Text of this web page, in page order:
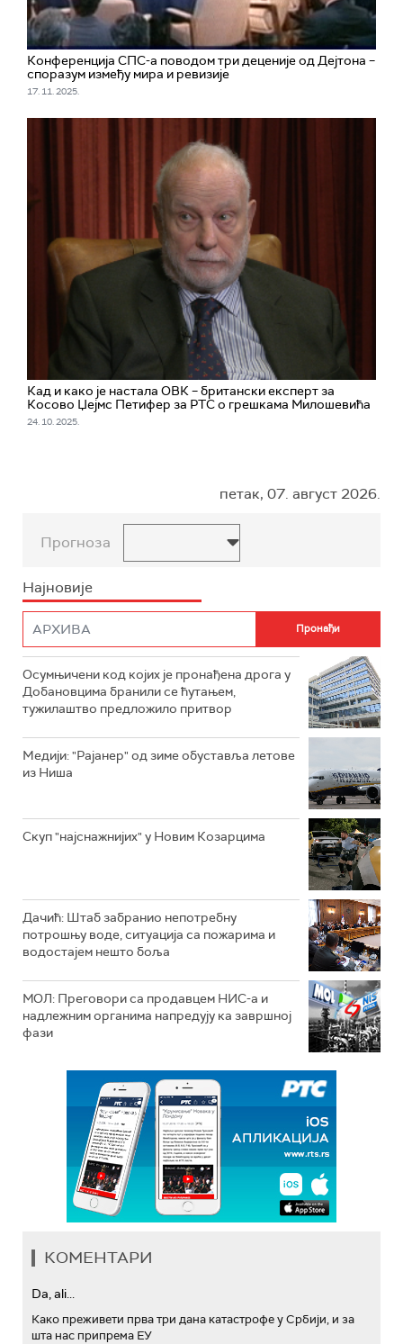
Конференција СПС-а поводом три деценије од Дејтона –
споразум између мира и ревизије
17. 11. 2025.
Кад и како је настала ОВК – британски експерт за
Косово Џејмс Петифер за РТС о грешкама Милошевића
24. 10. 2025.
петак, 07. август 2026.
Прогноза
Најновије
Осумњичени код којих је пронађена дрога у
Добановцима бранили се ћутањем,
тужилаштво предложило притвор
Mедији: "Рајанер" од зиме обуставља летове
из Ниша
Скуп "најснажнијих" у Новим Козарцима
Дачић: Штаб забранио непотребну
потрошњу воде, ситуација са пожарима и
водостајем нешто боља
МОЛ: Преговори са продавцем НИС-а и
надлежним органима напредују ка завршној
фази
КОМЕНТАРИ
Da, ali...
Како преживети прва три дана катастрофе у Србији, и за
шта нас припрема ЕУ